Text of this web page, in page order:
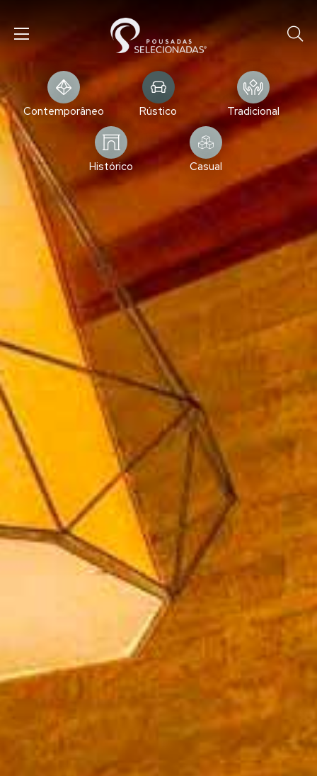
Contemporâneo Rústico Tradicional
Histórico Casual